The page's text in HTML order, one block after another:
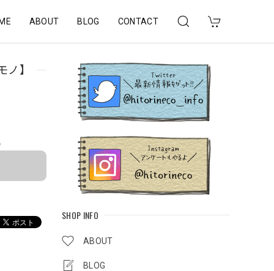
ABOUT BLOG CONTACT
SHOP INFO
ABOUT
BLOG
ノ】